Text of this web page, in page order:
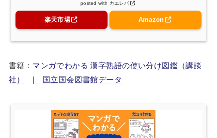
posted with カエレバ
楽天市場 Amazon
書籍： マンガでわかる 漢字熟語の使い分け図鑑（講談
社）
| 国立国会図書館データ